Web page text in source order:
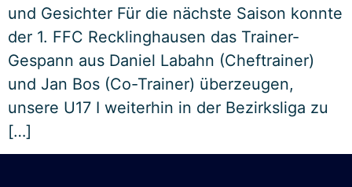
und Gesichter Für die nächste Saison konnte
der 1. FFC Recklinghausen das Trainer-
Gespann aus Daniel Labahn (Cheftrainer)
und Jan Bos (Co-Trainer) überzeugen,
unsere U17 I weiterhin in der Bezirksliga zu
[…]